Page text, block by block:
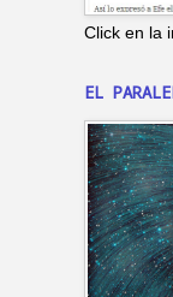
Click en la
EL